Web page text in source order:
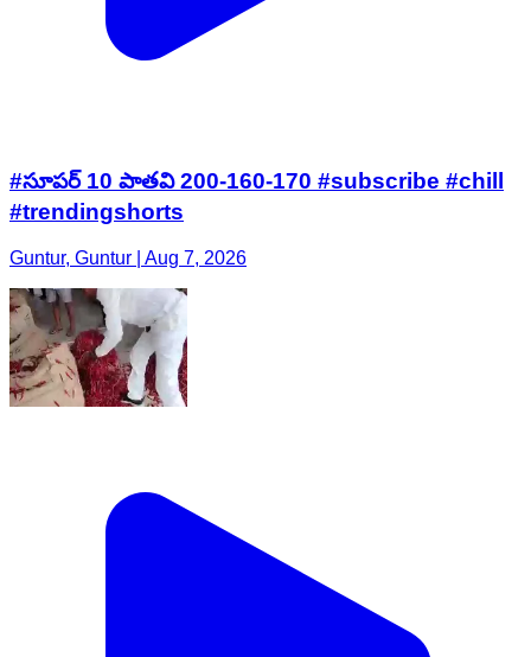
#సూపర్ 10 పాతవి 200-160-170 #subscribe #chill
#trendingshorts
Guntur, Guntur | Aug 7, 2026